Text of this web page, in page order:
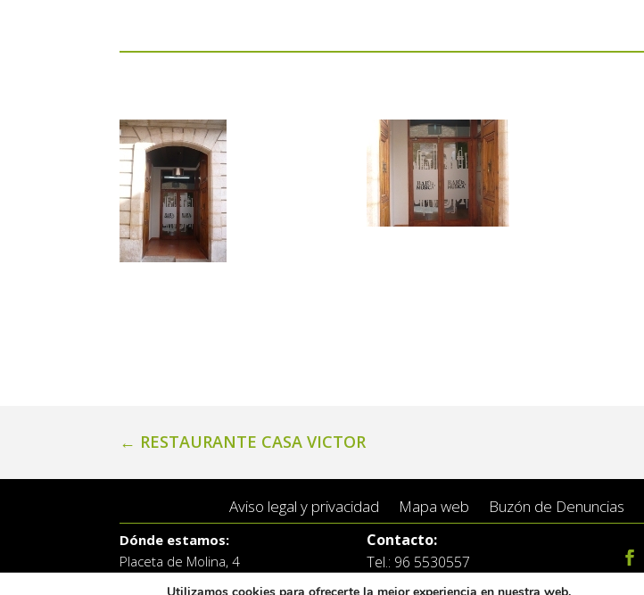
← RESTAURANTE CASA VICTOR
Aviso legal y privacidad Mapa web Buzón de Denuncias
Dónde estamos:
Placeta de Molina, 4
Contacto:
Tel.: 96 5530557
email:
info@vilademuro.net